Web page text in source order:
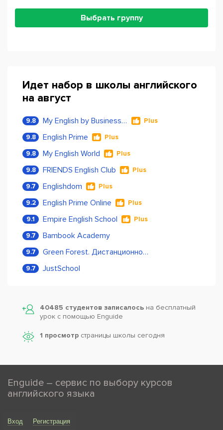
Выбрать группу
Идет набор в школы английского
на август
9.8 My English by Business Language Plus
9.8 English Prime Plus
9.8 My English World Plus
9.8 FRIENDS English Club Plus
9.7 Englishdom Plus
9.2 English Prime Online Plus
9.1 Empire English School Plus
9.7 Bambook Academy
9.7 Green Forest. Дистанционное обучение
9.7 JustSchool
40485 студентов записалось на бесплатный
урок с помощью Enguide
1 просмотр страницы школы сегодня
Enguide – сервис по выбору курсов
английского языка
Вход Регистрация